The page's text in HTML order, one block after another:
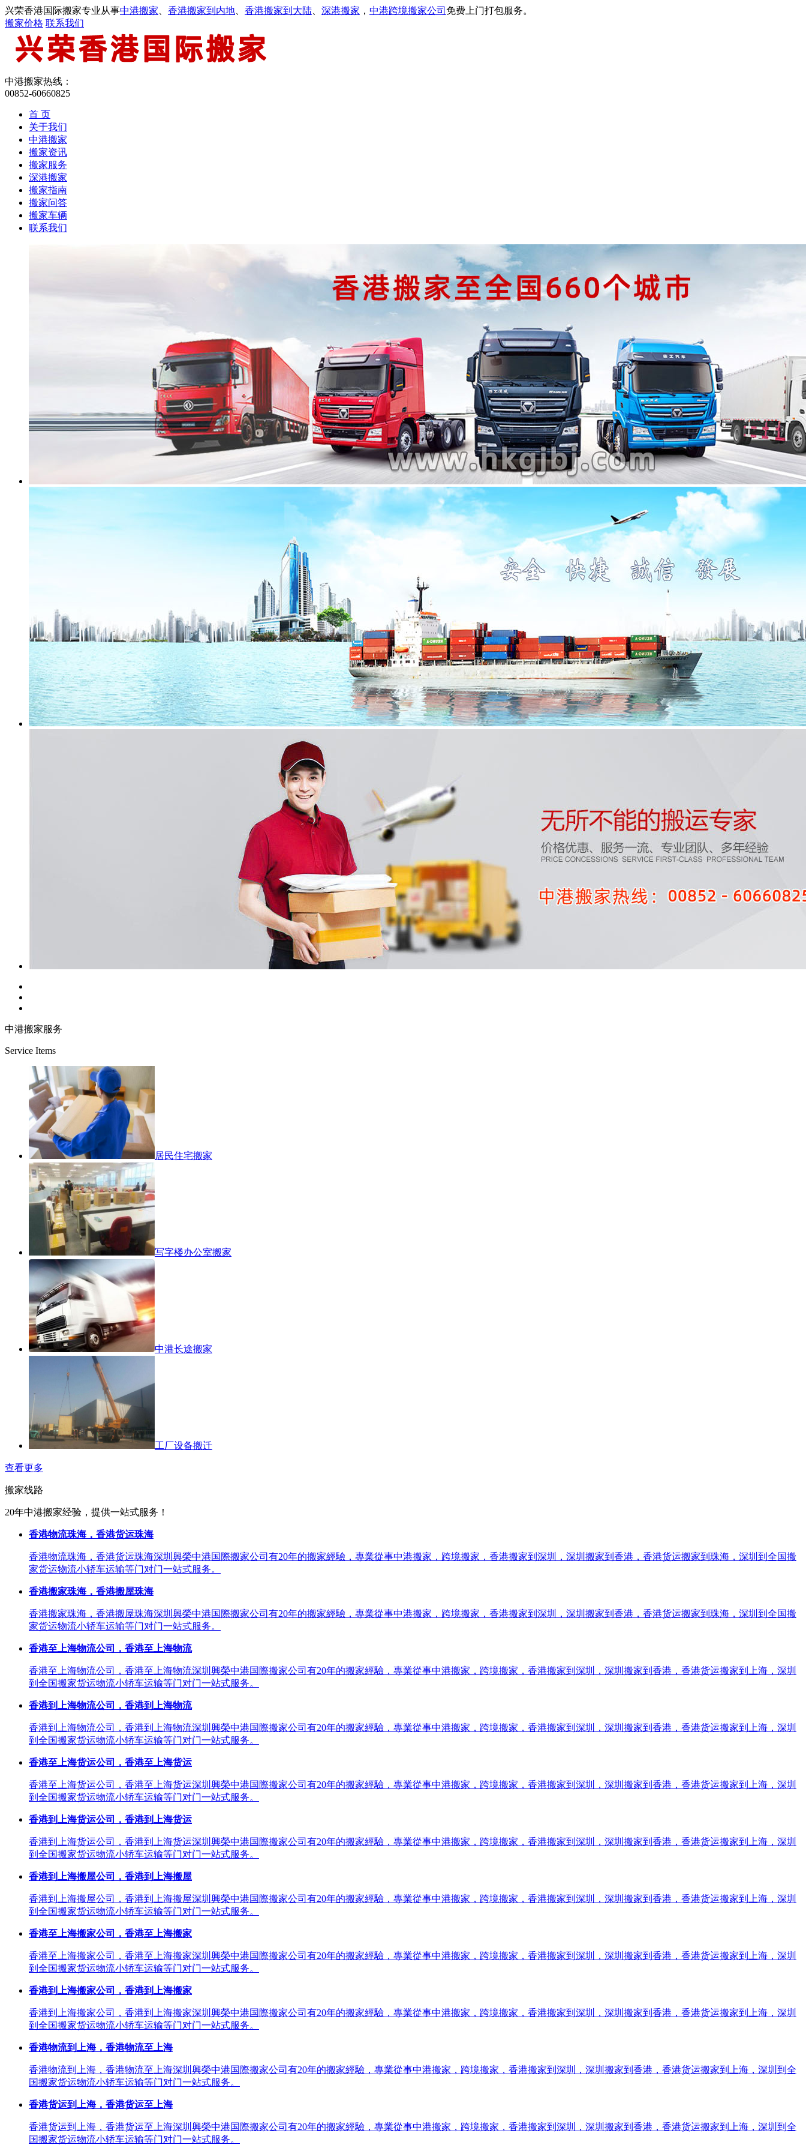
兴荣香港国际搬家专业从事中港搬家 香港搬家到内地 香港搬家到大陆 深港搬家 ， 中港跨境搬家公司 免费上门打包服务。
搬家价格 联系我们
中港搬家热线：
00852-60660825
首 页
关于我们
中港搬家
搬家资讯
搬家服务
深港搬家
搬家指南
搬家问答
搬家车辆
联系我们
中港搬家服务
Service Items
居民住宅搬家
写字楼办公室搬家
中港长途搬家
工厂设备搬迁
查看更多
搬家线路
20年中港搬家经验，提供一站式服务！
香港物流珠海，香港货运珠海
香港物流珠海，香港货运珠海深圳興榮中港国際搬家公司有20年的搬家經驗，專業從事中港搬家，跨境搬家，香港搬家到深圳，深圳搬家到香港，香港货运搬家到珠海，深圳到全国搬
家货运物流小轿车运输等门对门一站式服务。
香港搬家珠海，香港搬屋珠海
香港搬家珠海，香港搬屋珠海深圳興榮中港国際搬家公司有20年的搬家經驗，專業從事中港搬家，跨境搬家，香港搬家到深圳，深圳搬家到香港，香港货运搬家到珠海，深圳到全国搬
家货运物流小轿车运输等门对门一站式服务。
香港至上海物流公司，香港至上海物流
香港至上海物流公司，香港至上海物流深圳興榮中港国際搬家公司有20年的搬家經驗，專業從事中港搬家，跨境搬家，香港搬家到深圳，深圳搬家到香港，香港货运搬家到上海，深圳
到全国搬家货运物流小轿车运输等门对门一站式服务。
香港到上海物流公司，香港到上海物流
香港到上海物流公司，香港到上海物流深圳興榮中港国際搬家公司有20年的搬家經驗，專業從事中港搬家，跨境搬家，香港搬家到深圳，深圳搬家到香港，香港货运搬家到上海，深圳
到全国搬家货运物流小轿车运输等门对门一站式服务。
香港至上海货运公司，香港至上海货运
香港至上海货运公司，香港至上海货运深圳興榮中港国際搬家公司有20年的搬家經驗，專業從事中港搬家，跨境搬家，香港搬家到深圳，深圳搬家到香港，香港货运搬家到上海，深圳
到全国搬家货运物流小轿车运输等门对门一站式服务。
香港到上海货运公司，香港到上海货运
香港到上海货运公司，香港到上海货运深圳興榮中港国際搬家公司有20年的搬家經驗，專業從事中港搬家，跨境搬家，香港搬家到深圳，深圳搬家到香港，香港货运搬家到上海，深圳
到全国搬家货运物流小轿车运输等门对门一站式服务。
香港到上海搬屋公司，香港到上海搬屋
香港到上海搬屋公司，香港到上海搬屋深圳興榮中港国際搬家公司有20年的搬家經驗，專業從事中港搬家，跨境搬家，香港搬家到深圳，深圳搬家到香港，香港货运搬家到上海，深圳
到全国搬家货运物流小轿车运输等门对门一站式服务。
香港至上海搬家公司，香港至上海搬家
香港至上海搬家公司，香港至上海搬家深圳興榮中港国際搬家公司有20年的搬家經驗，專業從事中港搬家，跨境搬家，香港搬家到深圳，深圳搬家到香港，香港货运搬家到上海，深圳
到全国搬家货运物流小轿车运输等门对门一站式服务。
香港到上海搬家公司，香港到上海搬家
香港到上海搬家公司，香港到上海搬家深圳興榮中港国際搬家公司有20年的搬家經驗，專業從事中港搬家，跨境搬家，香港搬家到深圳，深圳搬家到香港，香港货运搬家到上海，深圳
到全国搬家货运物流小轿车运输等门对门一站式服务。
香港物流到上海，香港物流至上海
香港物流到上海，香港物流至上海深圳興榮中港国際搬家公司有20年的搬家經驗，專業從事中港搬家，跨境搬家，香港搬家到深圳，深圳搬家到香港，香港货运搬家到上海，深圳到全
国搬家货运物流小轿车运输等门对门一站式服务。
香港货运到上海，香港货运至上海
香港货运到上海，香港货运至上海深圳興榮中港国際搬家公司有20年的搬家經驗，專業從事中港搬家，跨境搬家，香港搬家到深圳，深圳搬家到香港，香港货运搬家到上海，深圳到全
国搬家货运物流小轿车运输等门对门一站式服务。